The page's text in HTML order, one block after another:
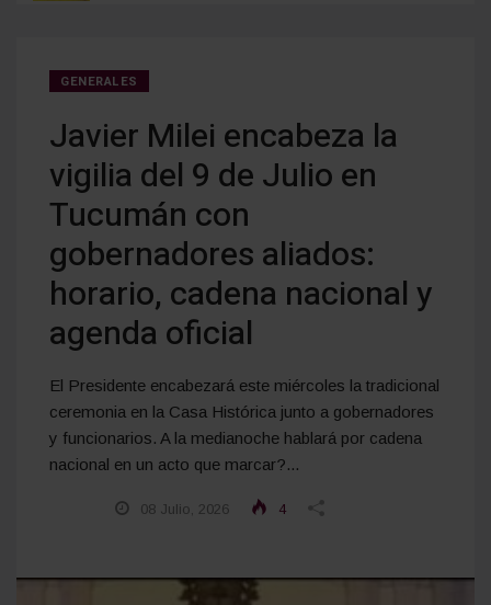
GENERALES
Javier Milei encabeza la
vigilia del 9 de Julio en
Tucumán con
gobernadores aliados:
horario, cadena nacional y
agenda oficial
El Presidente encabezará este miércoles la tradicional
ceremonia en la Casa Histórica junto a gobernadores
y funcionarios. A la medianoche hablará por cadena
nacional en un acto que marcar?...
08 Julio, 2026 4